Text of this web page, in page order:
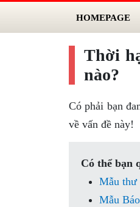
HOMEPAGE
Thời
nào?
Có phải bạn
về vấn đề này!
Có thể bạn
Mẫu thư
Mẫu